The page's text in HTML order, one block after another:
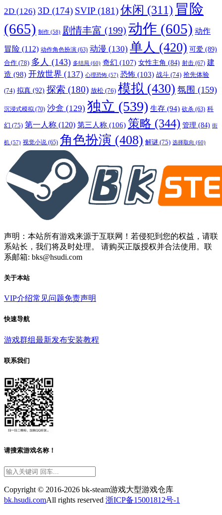
2D (126) 3D (174) SVIP (181)休闲 (311) 冒险
(665) 制作 (58) 剧情丰富 (199) 动作 (605) 动作
冒险 (112) 动作角色扮演 (63) 动漫 (130) 单人 (420) 可爱 (89)
合作 (78) 多人 (143) 多结局 (60) 奇幻 (107) 女性主角 (84) 射击 (67) 建
造 (98) 开放世界 (137) 心理恐怖 (57) 恐怖 (103) 战斗 (74) 抢先体验
(74) 拟真 (92) 探索 (180) 放松 (76) 模拟 (430) 氛围 (159)
沉浸式模拟 (70) 沙盒 (129) 独立 (539) 生存 (94) 砍杀 (63) 科
幻 (75) 第一人称 (120) 第三人称 (106) 策略 (344) 管理 (84) 街
机 (57) 视觉小说 (65) 角色扮演 (408) 解谜 (75) 选择取向 (60)
声明：本站所有游戏来源于互联网！若侵犯到您的权益，请联
系站长，我们将及时处理。 请购买正版授权并合法使用。联
系邮箱: bks@hsudi.com
关于本站
VIP介绍常见问题免责声明
快速导航
游戏群组最新发布安装教程
联系我们
请搜索游戏名称！
Copyright © 2016-2026 bk-steam游戏大型游戏仓库
bk.hsudi.comAll rights reserved 浙ICP备15001812号-1